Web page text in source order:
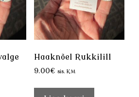
Haaknõel Rukkilill
9.00€ sis. KM